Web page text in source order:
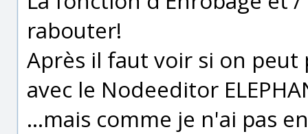
rabouter!
Après il faut voir si on
avec le Nodeeditor
...mais comme je n'ai pas